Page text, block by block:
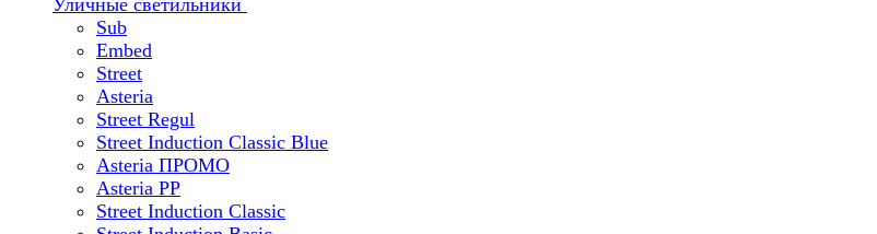
Уличные светильники
Sub
Embed
Street
Asteria
Street Regul
Street Induction Classic Blue
Asteria ПРОМО
Asteria PP
Street Induction Classic